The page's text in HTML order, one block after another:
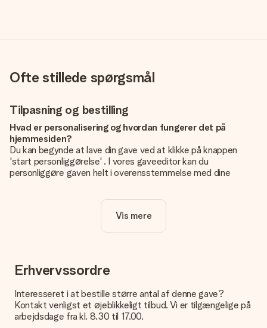
Ofte stillede spørgsmål
Tilpasning og bestilling
Hvad er personalisering og hvordan fungerer det på
hjemmesiden?
Du kan begynde at lave din gave ved at klikke på knappen
'start personliggørelse' . I vores gaveeditor kan du
personliggøre gaven helt i overensstemmelse med dine
Er personalisering inkluderet i prisen?
Prisen der vises på hjemmesiden omfatter personliggørelse
Hvordan ved jeg, om mit billede har den rigtige kvalitet?
Vi vil være sikre på, at du er helt tilfreds med din gave. Derfor
om kvaliteten af dit billede, kan du kontakte vores
kundeservice og vedlægge dit foto sammen med den gave,
du er interesseret i at bestille. Så kan de tjekke kvaliteten for
Vis mere
Erhvervssordre
Interesseret i at bestille større antal af denne gave?
Kontakt venligst et øjeblikkeligt tilbud. Vi er tilgængelige på
arbejdsdage fra kl. 8.30 til 17.00.